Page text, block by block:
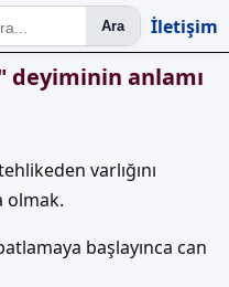
Ara İletişim
deyiminin anlamı
varlığını
olmak.
başlayınca can